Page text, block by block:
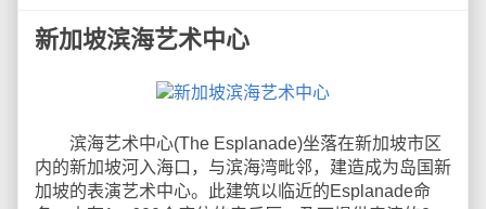
新加坡滨海艺术中心
滨海艺术中心(The Esplanade)坐落在新加坡市区
内的新加坡河入海口，与滨海湾毗邻，建造成为岛国新
加坡的表演艺术中心。此建筑以临近的Esplanade命